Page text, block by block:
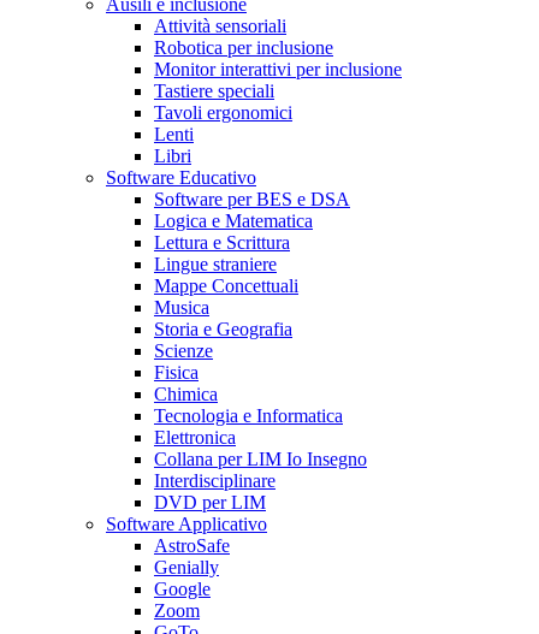
Attività sensoriali
Robotica per inclusione
Monitor interattivi per inclusione
Tastiere speciali
Tavoli ergonomici
Lenti
Libri
Software Educativo
Software per BES e DSA
Logica e Matematica
Lettura e Scrittura
Lingue straniere
Mappe Concettuali
Musica
Storia e Geografia
Scienze
Fisica
Chimica
Tecnologia e Informatica
Elettronica
Collana per LIM Io Insegno
Interdisciplinare
DVD per LIM
Software Applicativo
AstroSafe
Genially
Google
Zoom